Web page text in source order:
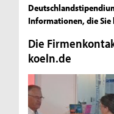
Informationen, die
Die
koeln.de